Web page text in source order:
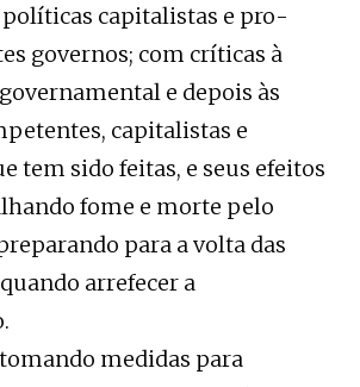
capitalistas e pro-
governos; com críticas à
e depois às
capitalistas e
tem sido feitas, e seus efeitos
fome e morte pelo
para a volta das
arrefecer a
medidas para